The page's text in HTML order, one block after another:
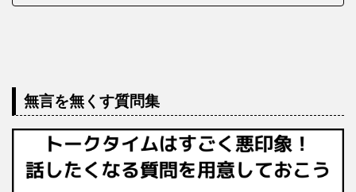
無言を無くす質問集